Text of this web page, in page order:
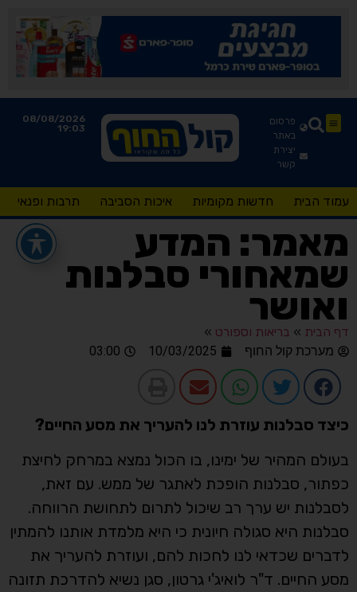
פרסום
באתר
יצירת
קשר
08/08/2026
19:03
עמוד הבית חדשות מקומיות איכות הסביבה תרבות ופנאי
מאמר: המדע
שמאחורי סבלנות
ואושר
דף הבית » בריאות וספורט »
מערכת קול החוף
10/03/2025
03:00
כיצד סבלנות עוזרת לנו להעריך את מסע החיים?
בעולם המהיר של ימינו, בו הכול נמצא במרחק לחיצת
כפתור, סבלנות הופכת לאתגר של ממש. עם זאת,
לסבלנות יש ערך רב שיכול לתרום לתחושת הרווחה.
סבלנות היא סגולה חיונית כי היא מלמדת אותנו להמתין
לדברים שכדאי לנו לחכות להם, ועוזרת להעריך את
מסע החיים. ד"ר לואיג'י גרטון, סגן נשיא להדרכת תזונה